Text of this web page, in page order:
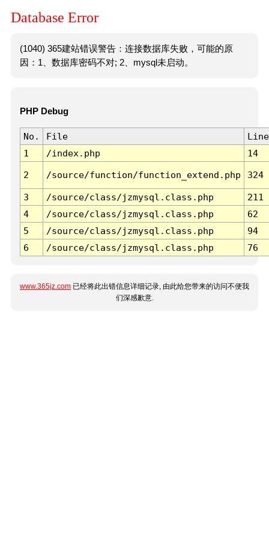
Database Error
(1040) 365建站错误警告：连接数据库失败，可能的原
因：1、数据库密码不对; 2、mysql未启动。
PHP Debug
No. File
Line
1
/index.php 14
2 /source/function/function_extend.php 324
3 /source/class/jzmysql.class.php
211
4
/source/class/jzmysql.class.php
62
5
/source/class/jzmysql.class.php
94
6
/source/class/jzmysql.class.php 76
www.365jz.com 已经将此出错信息详细记录, 由此给您带来的访问不便我
们深感歉意.